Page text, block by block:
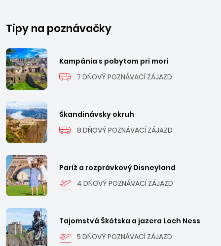
Tipy na poznávačky
Kampánia s pobytom pri mori
7 DŇOVÝ POZNÁVACÍ ZÁJAZD
Škandinávsky okruh
8 DŇOVÝ POZNÁVACÍ ZÁJAZD
Paríž a rozprávkový Disneyland
4 DŇOVÝ POZNÁVACÍ ZÁJAZD
Tajomstvá Škótska a jazera Loch Ness
5 DŇOVÝ POZNÁVACÍ ZÁJAZD